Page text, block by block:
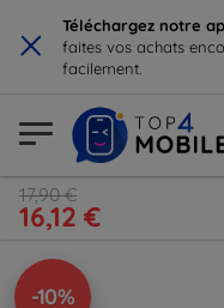
× Téléchargez notre
faites vos achats
facilement.
17,90 €
16,12 €
-10%